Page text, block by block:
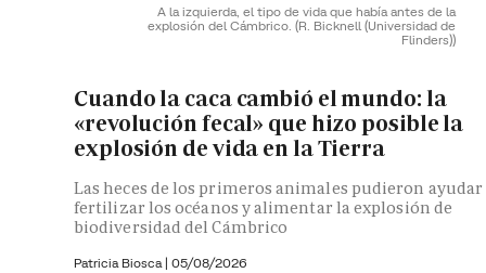
A la izquierda, el tipo de vida que había antes de la
explosión del Cámbrico. (R. Bicknell (Universidad de
Flinders))
Cuando la caca cambió el mundo: la
«revolución fecal» que hizo posible la
explosión de vida en la Tierra
Las heces de los primeros animales pudieron ayudar
fertilizar los océanos y alimentar la explosión de
biodiversidad del Cámbrico
Patricia Biosca | 05/08/2026